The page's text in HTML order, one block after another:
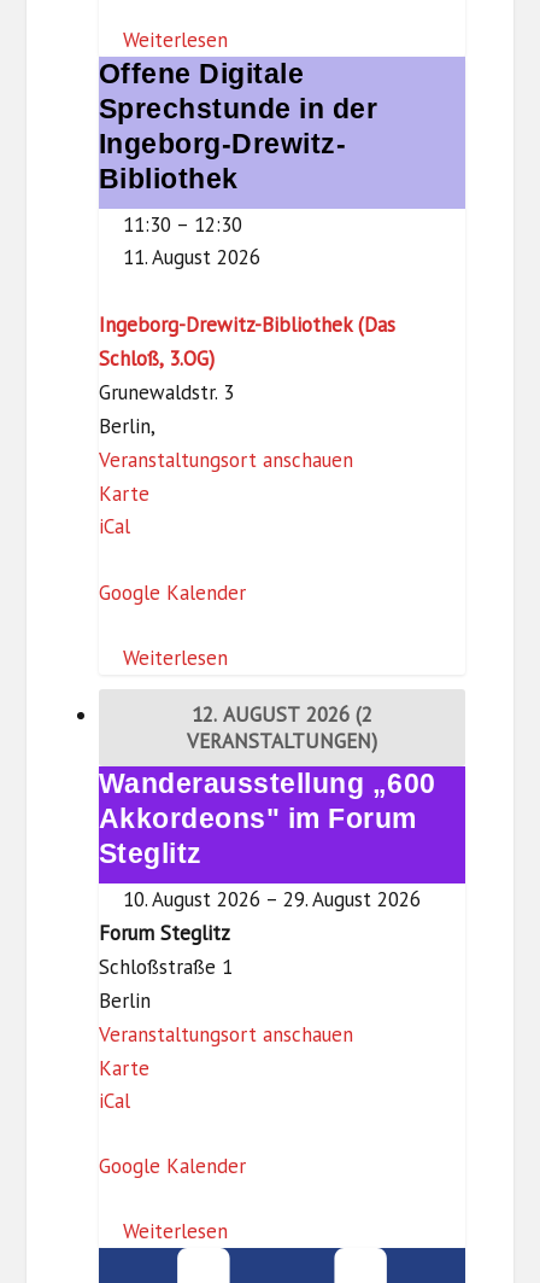
S
t
e
g
i
t
Weiterlesen
Offene
Digitale
Sprechstunde
in
der
Offene Digitale
Sprechstunde in der
Ingeborg-Drewitz-
Bibliothek
11:30 – 12:30
11. August 2026
Ingeborg-Drewitz-Bibliothek (Das
Schloß, 3.OG)
Grunewaldstr. 3
Berlin,
Veranstaltungsort anschauen
KarteI
e
o
r
-
D
r
e
w
i
t
z
-
B
l
o
iCal
Google Kalender
Weiterlesen
12. AUGUST 2026 (2
VERANSTALTUNGEN)
Wanderausstellung
„600
Akkordeons"
im
Wanderausstellung „600
Akkordeons" im Forum
Steglitz
10. August 2026 – 29. August 2026
Forum Steglitz
Schloßstraße 1
Berlin
Veranstaltungsort anschauen
KarteF
u
S
iCal
Google Kalender
Weiterlesen
Kulinarisches